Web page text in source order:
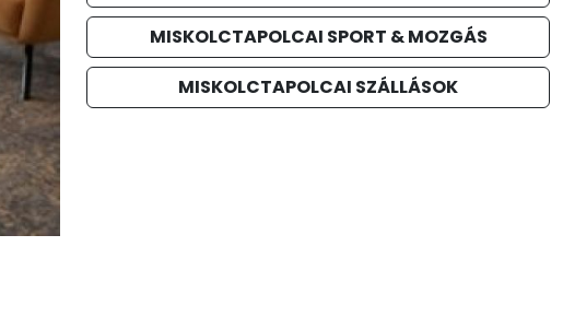
MISKOLCTAPOLCAI SPORT & MOZGÁS
MISKOLCTAPOLCAI SZÁLLÁSOK